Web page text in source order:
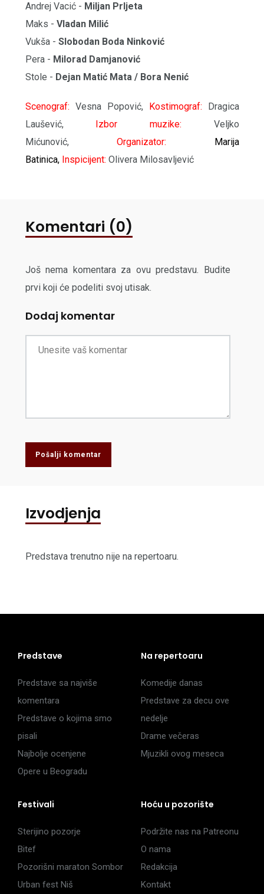
Andrej Vacić - Milјan Prlјeta
Maks - Vladan Milić
Vukša - Slobodan Boda Ninković
Pera - Milorad Damjanović
Stole - Dejan Matić Mata / Bora Nenić
Scenograf: Vesna Popović, Kostimograf: Dragica
Laušević,
Izbor muzike: Velјko
Mićunović, Organizator: Marija
Batinica, Inspicijent: Olivera Milosavlјević
Komentari (0)
Još nema komentara za ovu predstavu. Budite
prvi koji će podeliti svoj utisak.
Dodaj komentar
Pošalji komentar
Izvodjenja
Predstava trenutno nije na repertoaru.
Predstave
Predstave sa najviše
komentara
Predstave o kojima smo
pisali
Najbolje ocenjene
Opere u Beogradu
Na repertoaru
Komedije danas
Predstave za decu ove
nedelje
Drame večeras
Mjuzikli ovog meseca
Festivali
Sterijino pozorje
Bitef
Pozorišni maraton Sombor
Urban fest Niš
Hoću u pozorište
Podržite nas na Patreonu
O nama
Redakcija
Kontakt